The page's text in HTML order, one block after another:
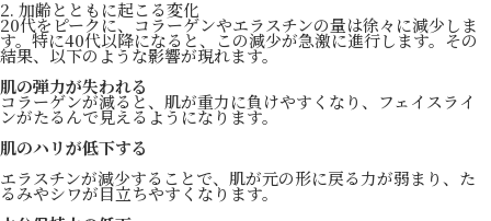
2. 加齢とともに起こる変化
20代をピークに、コラーゲンやエラスチンの量は徐々に減少しま
す。特に40代以降になると、この減少が急激に進行します。その
結果、以下のような影響が現れます。
肌の弾力が失われる
コラーゲンが減ると、肌が重力に負けやすくなり、フェイスライ
ンがたるんで見えるようになります。
肌のハリが低下する
エラスチンが減少することで、肌が元の形に戻る力が弱まり、た
るみやシワが目立ちやすくなります。